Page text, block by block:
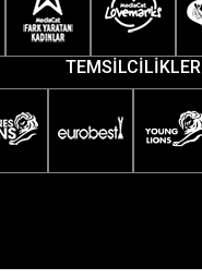
TEMSİLCİLİKLER